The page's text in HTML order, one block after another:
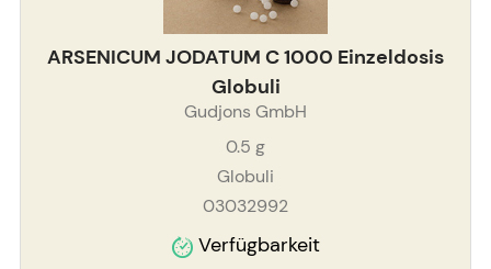
ARSENICUM JODATUM C 1000 Einzeldosis
Globuli
Gudjons GmbH
0.5 g
Globuli
03032992
Verfügbarkeit